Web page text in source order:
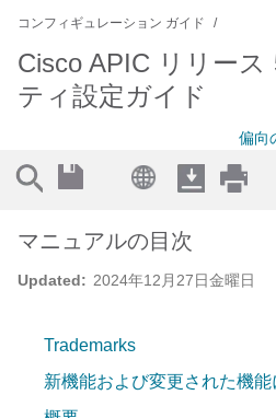
コンフィギュレーション ガイド
Cisco APIC リリース
ティ設定ガイド
偏向
Updated: 2024年12月27日金曜日
マニュアルの目次
Trademarks
新機能および変更された機能